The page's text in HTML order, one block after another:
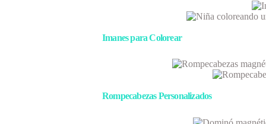
Imanes para Colorear
Rompecabezas Personalizados